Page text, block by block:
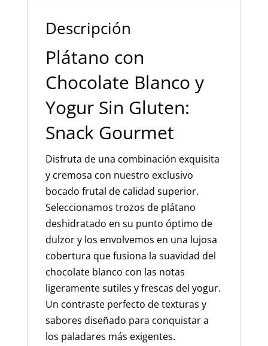
Descripción
Plátano con
Chocolate Blanco y
Yogur Sin Gluten:
Snack Gourmet
Disfruta de una combinación exquisita
y cremosa con nuestro exclusivo
bocado frutal de calidad superior.
Seleccionamos trozos de plátano
deshidratado en su punto óptimo de
dulzor y los envolvemos en una lujosa
cobertura que fusiona la suavidad del
chocolate blanco con las notas
ligeramente sutiles y frescas del yogur.
Un contraste perfecto de texturas y
sabores diseñado para conquistar a
los paladares más exigentes.